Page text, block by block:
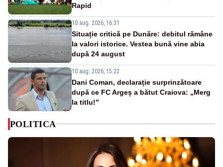
Rapid
10 aug. 2026, 16:31
Situație critică pe Dunăre: debitul rămâne
la valori istorice. Vestea bună vine abia
după 24 august
10 aug. 2026, 15:22
Dani Coman, declarație surprinzătoare
după ce FC Argeș a bătut Craiova: „Merg
la titlu!”
POLITICA